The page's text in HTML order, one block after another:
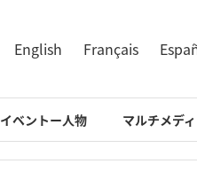
English Français
イベントー人物 マルチメデ